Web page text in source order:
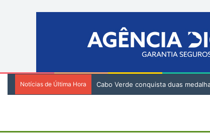
Notícias de Última Hora 2. Cartório Notarial de São Vicente